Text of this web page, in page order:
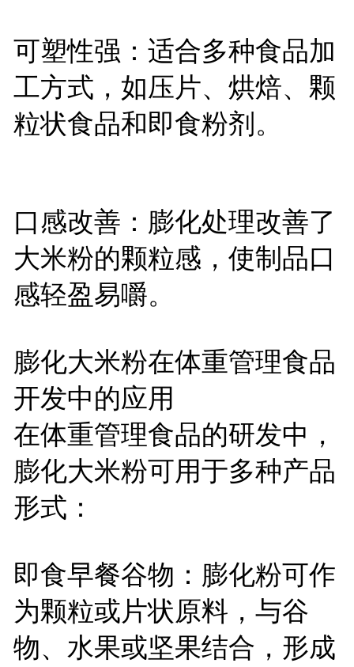
可塑性强：适合多种食品加
工方式，如压片、烘焙、颗
粒状食品和即食粉剂。
口感改善：膨化处理改善了
大米粉的颗粒感，使制品口
感轻盈易嚼。
膨化大米粉在体重管理食品
开发中的应用
在体重管理食品的研发中，
膨化大米粉可用于多种产品
形式：
即食早餐谷物：膨化粉可作
为颗粒或片状原料，与谷
物、水果或坚果结合，形成